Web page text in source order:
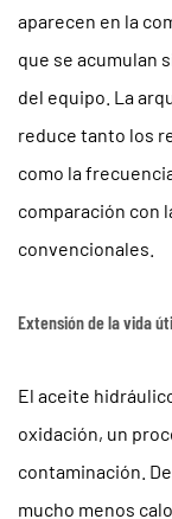
aparecen en la
que se acumulan
del equipo. La
reduce tanto los
como la
comparación con
convencionales.
Extensión de la vida
El aceite
oxidación, un
contaminación.
mucho menos